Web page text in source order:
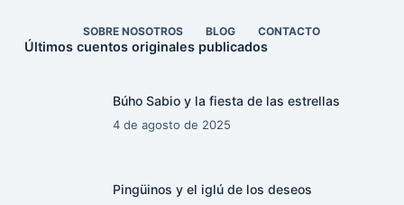
SOBRE NOSOTROS BLOG CONTACTO
Últimos cuentos originales publicados
Búho Sabio y la fiesta de las estrellas
4 de agosto de 2025
Pingüinos y el iglú de los deseos